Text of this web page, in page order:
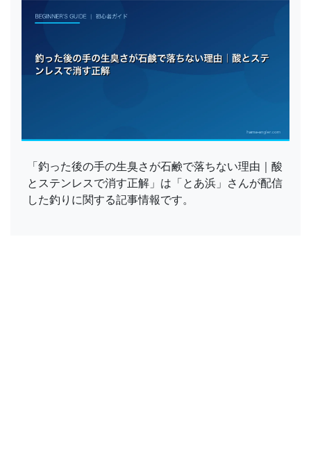
「釣った後の手の生臭さが石鹸で落ちない理由｜酸
とステンレスで消す正解」は「とあ浜」さんが配信
した釣りに関する記事情報です。